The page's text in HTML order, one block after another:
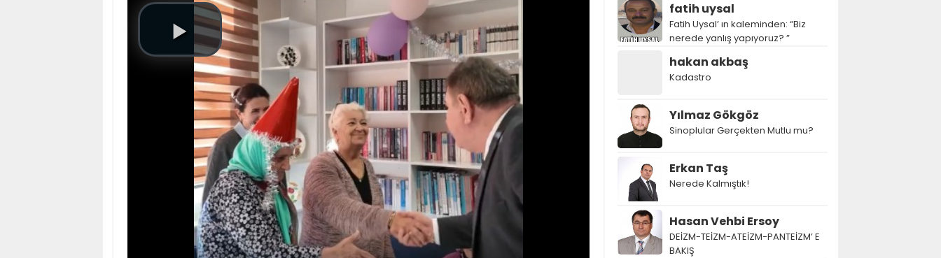
fatih uysal
Fatih Uysal’ ın kaleminden: “Biz
nerede yanlış yapıyoruz? ”
hakan akbaş
Kadastro
Yılmaz Gökgöz
Sinoplular Gerçekten Mutlu mu?
Erkan Taş
Nerede Kalmıştık!
Hasan Vehbi Ersoy
DEİZM-TEİZM-ATEİZM-PANTEİZM’ E
BAKIŞ